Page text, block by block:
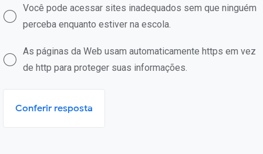
Você pode acessar sites inadequados sem que ninguém
perceba enquanto estiver na escola.
As páginas da Web usam automaticamente https em vez
de http para proteger suas informações.
Conferir resposta